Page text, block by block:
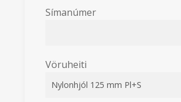
Símanúmer
Vöruheiti